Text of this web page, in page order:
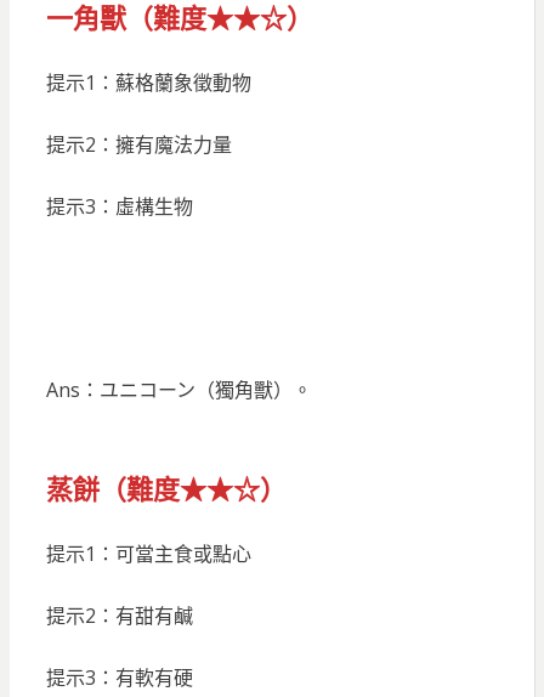
一角獸（難度★★☆）
提示1：蘇格蘭象徵動物
提示2：擁有魔法力量
提示3：虛構生物
Ans：ユニコーン（獨角獸）。
蒸餅（難度★★☆）
提示1：可當主食或點心
提示2：有甜有鹹
提示3：有軟有硬